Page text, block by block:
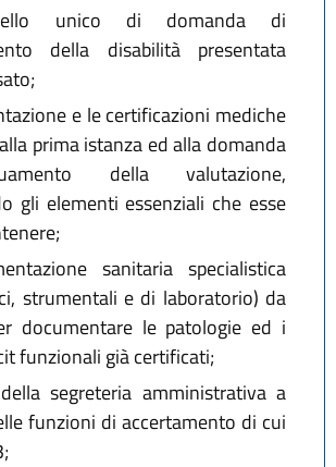
unico di domanda di
della disabilità presentata
e le certificazioni mediche
prima istanza ed alla domanda
della valutazione,
gli elementi essenziali che esse
sanitaria specialistica
strumentali e di laboratorio) da
documentare le patologie ed i
funzionali già certificati;
segreteria amministrativa a
funzioni di accertamento di cui